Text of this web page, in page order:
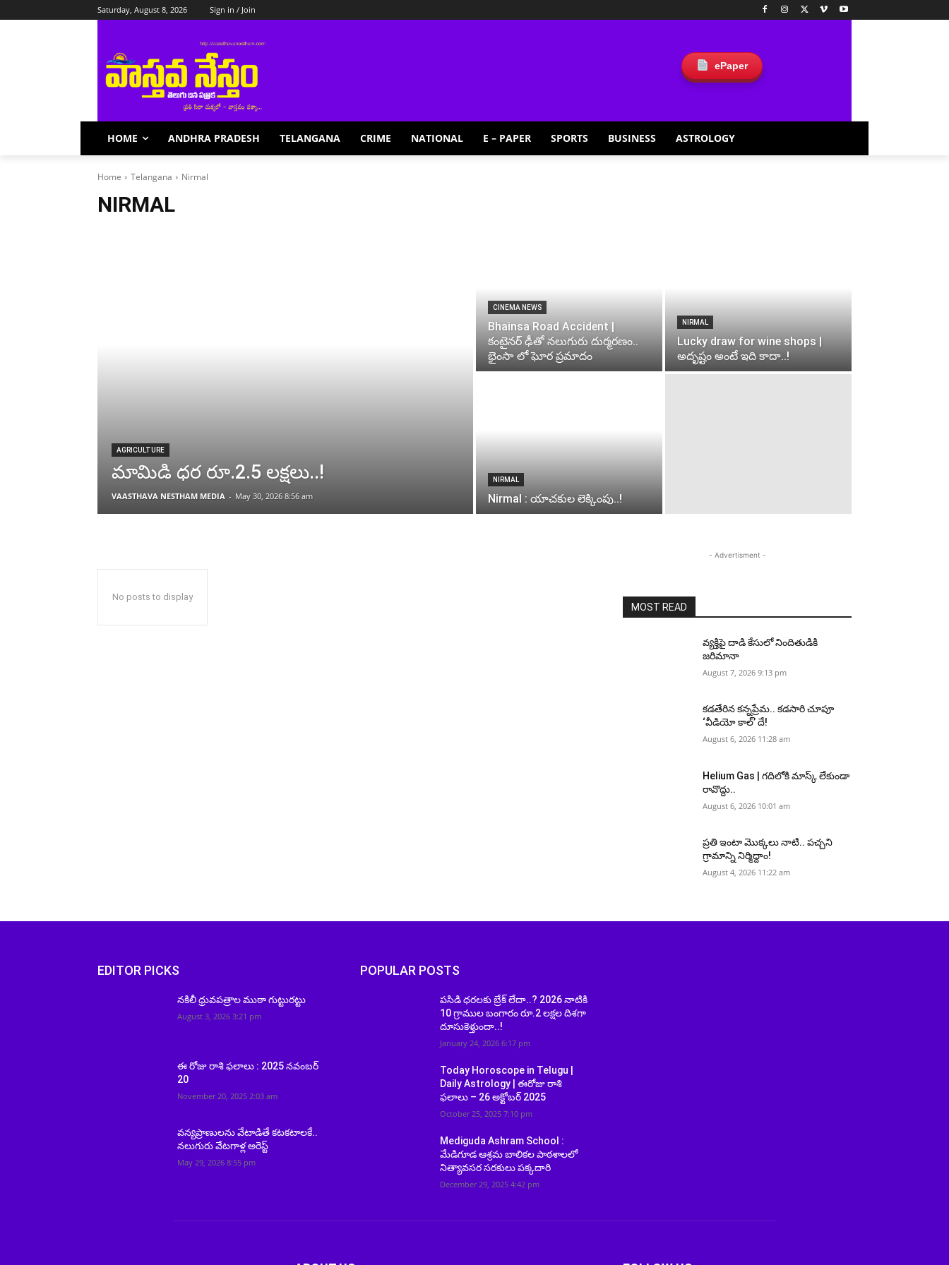
Saturday, August 8, 2026 Sign in / Join
ePaper
HOME ANDHRA PRADESH TELANGANA CRIME NATIONAL E – PAPER SPORTS BUSINESS ASTROLOGY
Home Telangana Nirmal
NIRMAL
AGRICULTURE
మామిడి ధర రూ.2.5 లక్షలు..!
VAASTHAVA NESTHAM MEDIA - May 30, 2026 8:56 am
CINEMA NEWS
Bhainsa Road Accident |
కంటైనర్ ఢీతో నలుగురు దుర్మరణం..
భైంసా లో ఘోర ప్రమాదం
NIRMAL
Lucky draw for wine shops |
అదృష్టం అంటే ఇది కాదా..!
NIRMAL
Nirmal : యాచకుల లెక్కింపు..!
No posts to display
- Advertisment -
MOST READ
వ్యక్తిపై దాడి కేసులో నిందితుడికి
జరిమానా
August 7, 2026 9:13 pm
కడతేరిన కన్నప్రేమ.. కడసారి చూపూ
‘వీడియో కాల్’ దే!
August 6, 2026 11:28 am
Helium Gas | గదిలోకి మాస్క్ లేకుండా
రావొద్దు..
August 6, 2026 10:01 am
ప్రతి ఇంటా మొక్కలు నాటి.. పచ్చని
గ్రామాన్ని నిర్మిద్దాం!
August 4, 2026 11:22 am
EDITOR PICKS
నకిలీ ధ్రువపత్రాల ముఠా గుట్టురట్టు
August 3, 2026 3:21 pm
ఈ రోజు రాశి ఫలాలు : 2025 నవంబర్
20
November 20, 2025 2:03 am
వన్యప్రాణులను వేటాడితే కటకటాలకే..
నలుగురు వేటగాళ్ల అరెస్ట్
May 29, 2026 8:55 pm
POPULAR POSTS
పసిడి ధరలకు బ్రేక్ లేదా..? 2026 నాటికి
10 గ్రాముల బంగారం రూ.2 లక్షల దిశగా
దూసుకెళ్తుందా..!
January 24, 2026 6:17 pm
Today Horoscope in Telugu |
Daily Astrology | ఈరోజు రాశి
ఫలాలు – 26 అక్టోబర్ 2025
October 25, 2025 7:10 pm
Mediguda Ashram School :
మేడిగూడ ఆశ్రమ బాలికల పాఠశాలలో
నిత్యావసర సరకులు పక్కదారి
December 29, 2025 4:42 pm